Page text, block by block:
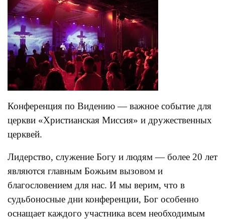
Конференция по Видению — важное событие для
церкви «Христианская Миссия» и дружественных
церквей.
Лидерство, служение Богу и людям — более 20 лет
являются главным Божьим вызовом и
благословением для нас. И мы верим, что в
судьбоносные дни конференции, Бог особенно
оснащает каждого участника всем необходимым